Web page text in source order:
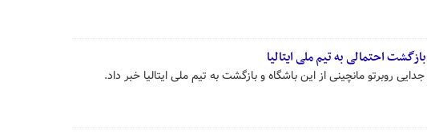
احتمالی به تیم ملی ایتالیا
جدایی روبرتو مانچینی از این باشگاه و بازگشت به تیم ملی ایتالیا خبر داد.